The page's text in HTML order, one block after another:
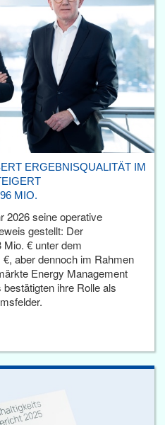
ERGEBNISQUALITÄT IM
MIO.
2026 seine operative
gestellt: Der
€ unter dem
aber dennoch im Rahmen
Energy Management
ihre Rolle als